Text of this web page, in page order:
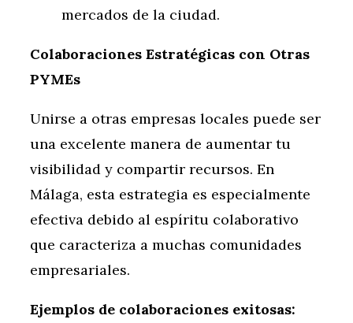
mercados de la ciudad.
Colaboraciones Estratégicas con Otras
PYMEs
Unirse a otras empresas locales puede ser
una excelente manera de aumentar tu
visibilidad y compartir recursos. En
Málaga, esta estrategia es especialmente
efectiva debido al espíritu colaborativo
que caracteriza a muchas comunidades
empresariales.
Ejemplos de colaboraciones exitosas: